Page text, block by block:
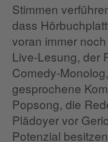
Stimmen
dass
voran immer
Live-Lesung, der
Comedy-
gesprochene
Popsong, die
Plädoyer vor
Potenzial